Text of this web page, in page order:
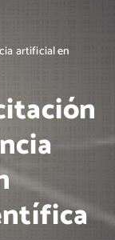
artificial en